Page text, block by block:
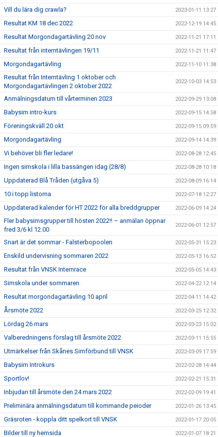
Vill du lära dig crawla? 2023-01-11 13:27
Resultat KM 18 dec 2022 2022-12-19 14:45
Resultat Morgondagartävling 20 nov 2022-11-21 17:11
Resultat från interntävlingen 19/11 2022-11-21 11:47
Morgondagartävling 2022-11-10 11:38
Resultat från Interntävling 1 oktober och
Morgondagartävlingen 2 oktober 2022
2022-10-03 14:53
Anmälningsdatum till vårterminen 2023 2022-09-29 13:08
Babysim intro-kurs 2022-09-15 14:58
Föreningskväll 20 okt 2022-09-15 09:59
Morgondagartävling 2022-09-14 14:39
Vi behöver bli fler ledare! 2022-08-28 12:45
Ingen simskola i lilla bassängen idag (28/8) 2022-08-28 10:18
Uppdaterad Blå Tråden (utgåva 5) 2022-08-09 16:14
10 i topp listorna 2022-07-18 12:27
Uppdaterad kalender för HT 2022 för alla breddgrupper 2022-06-09 14:24
Fler babysimsgrupper till hösten 2022!! – anmälan öppnar
fred 3/6 kl 12.00
2022-06-01 12:57
Snart är det sommar - Falsterbopoolen 2022-05-31 15:23
Enskild undervisning sommaren 2022 2022-05-13 16:52
Resultat från VNSK Internrace 2022-05-05 14:43
Simskola under sommaren 2022-04-22 12:14
Resultat morgondagartävling 10 april 2022-04-11 14:42
Årsmöte 2022 2022-03-25 12:32
Lördag 26 mars 2022-03-23 15:02
Valberedningens förslag till årsmöte 2022 2022-03-11 15:55
Utmärkelser från Skånes Simförbund till VNSK 2022-03-09 17:59
Babysim Introkurs 2022-02-28 14:44
Sportlov! 2022-02-21 15:31
Inbjudan till årsmöte den 24 mars 2022 2022-02-09 19:41
Preliminära anmälningsdatum till kommande peioder 2022-01-26 13:45
Gräsroten - koppla ditt spelkort till VNSK 2022-01-17 20:05
Bilder till ny hemsida 2022-01-07 18:21